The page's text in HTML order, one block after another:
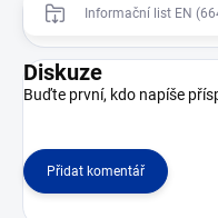
Informační list EN
Diskuze
Buďte první, kdo napíše
Přidat komentář